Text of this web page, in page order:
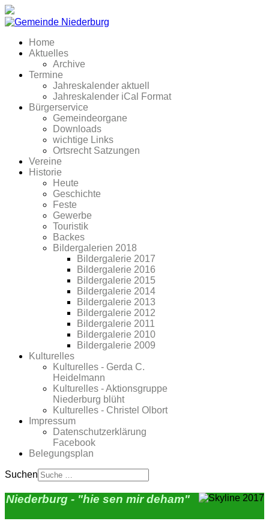
Home
Aktuelles
Archive
Termine
Jahreskalender aktuell
Jahreskalender iCal Format
Bürgerservice
Gemeindeorgane
Downloads
wichtige Links
Ortsrecht Satzungen
Vereine
Historie
Heute
Geschichte
Feste
Gewerbe
Touristik
Backes
Bildergalerien 2018
Bildergalerie 2017
Bildergalerie 2016
Bildergalerie 2015
Bildergalerie 2014
Bildergalerie 2013
Bildergalerie 2012
Bildergalerie 2011
Bildergalerie 2010
Bildergalerie 2009
Kulturelles
Kulturelles - Gerda C.
Heidelmann
Kulturelles - Aktionsgruppe
Niederburg blüht
Kulturelles - Christel Olbort
Impressum
Datenschutzerklärung
Facebook
Belegungsplan
Suchen
Niederburg - "hie sen mir deham"